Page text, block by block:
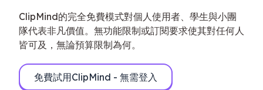
ClipMind的完全免費模式對個人使用者、學生與小團
隊代表非凡價值。無功能限制或訂閱要求使其對任何人
皆可及，無論預算限制為何。
免費試用ClipMind - 無需登入